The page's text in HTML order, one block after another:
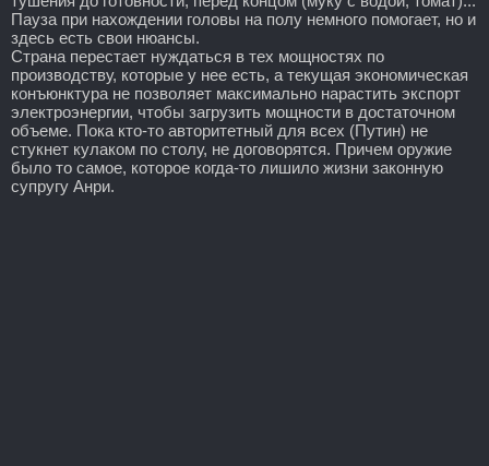
Пауза при нахождении головы на полу немного помогает, но и
здесь есть свои нюансы.
Страна перестает нуждаться в тех мощностях по
производству, которые у нее есть, а текущая экономическая
конъюнктура не позволяет максимально нарастить экспорт
электроэнергии, чтобы загрузить мощности в достаточном
объеме. Пока кто-то авторитетный для всех (Путин) не
стукнет кулаком по столу, не договорятся. Причем оружие
было то самое, которое когда-то лишило жизни законную
супругу Анри.